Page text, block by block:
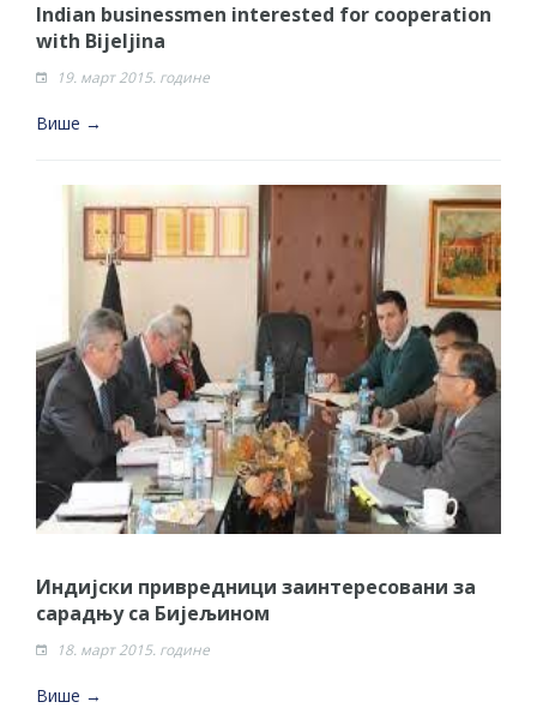
Indian businessmen interested for cooperation
with Bijeljina
19. март 2015. године
Више →
Индијски привредници заинтересовани за
сарадњу са Бијељином
18. март 2015. године
Више →